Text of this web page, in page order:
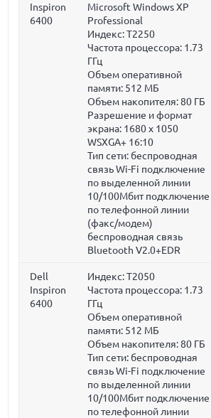
Inspiron
6400
Microsoft Windows XP
Professional
Индекс: T2250
Частота процессора: 1.73
ГГц
Объем оперативной
памяти: 512 МБ
Объем накопителя:80 ГБ
Разрешение и формат
экрана: 1680 x 1050
WSXGA+ 16:10
Тип сети: беспроводная
связь Wi-Fi подключение
по выделенной линии
10/100Мбит подключение
по телефонной линии
(факс/модем)
беспроводная связь
Bluetooth V2.0+EDR
Dell
Inspiron
6400
Индекс: T2050
Частота процессора: 1.73
ГГц
Объем оперативной
памяти: 512 МБ
Объем накопителя:80 ГБ
Тип сети: беспроводная
связь Wi-Fi подключение
по выделенной линии
10/100Мбит подключение
по телефонной линии